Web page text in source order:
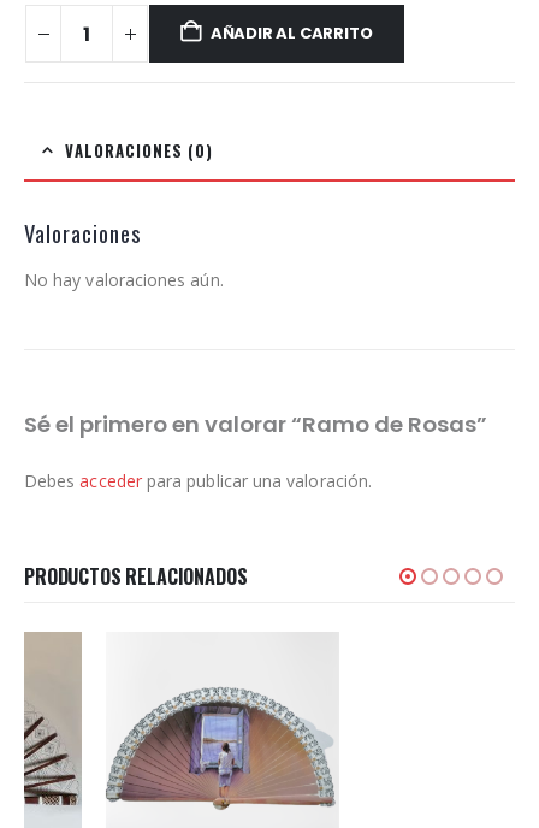
AÑADIR AL CARRITO
VALORACIONES (0)
Valoraciones
No hay valoraciones aún.
Sé el primero en valorar “Ramo de Rosas”
Debesaccederpara publicar una valoración.
PRODUCTOS RELACIONADOS